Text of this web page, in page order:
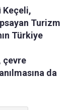
Keçeli,
Turizm
Türkiye
çevre
da